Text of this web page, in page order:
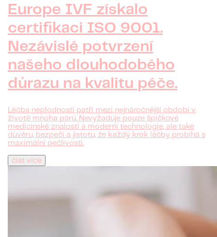
Europe IVF získalo
certifikaci ISO 9001.
Nezávislé potvrzení
našeho dlouhodobého
důrazu na kvalitu péče.
Léčba neplodnosti patří mezi nejnáročnější období v
životě mnoha párů. Nevyžaduje pouze špičkové
medicínské znalosti a moderní technologie, ale také
důvěru, bezpečí a jistotu, že každý krok léčby probíhá s
maximální pečlivostí.
číst více